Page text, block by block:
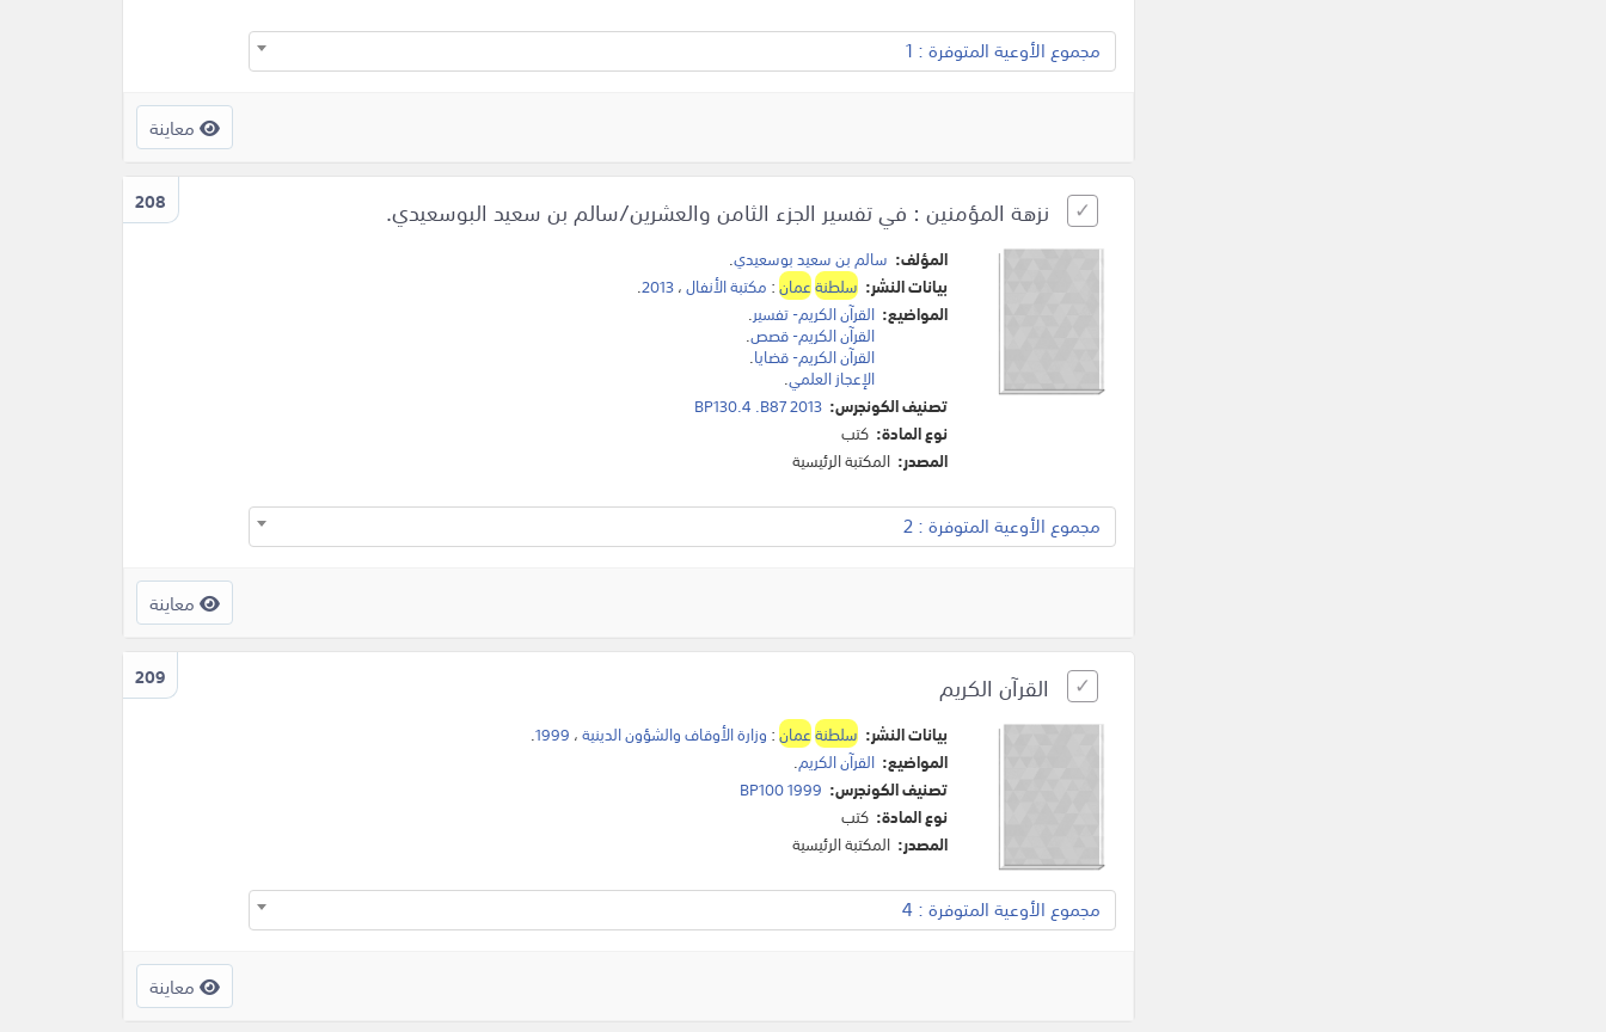
مجموع الأوعية المتوفرة : 1
معاينة
208 نزهة المؤمنين : في تفسير الجزء الثامن والعشرين/سالم بن سعيد البوسعيدي.
المؤلف: سالم بن سعيد بوسعيدي.
بيانات النشر: سلطنةعمان: مكتبة الأنفال،2013
.
المواضيع: القرآن الكريم- تفسير.
القرآن الكريم- قصص.
القرآن الكريم- قضايا.
الإعجاز العلمي.
تصنيف الكونجرس: BP130.4 .B87 2013
نوع المادة: كتب
المصدر: المكتبة الرئيسية
مجموع الأوعية المتوفرة : 2
معاينة
209 القرآن الكريم
بيانات النشر: سلطنةعمان: وزارة الأوقاف والشؤون الدينية، 1999
.
المواضيع: القرآن الكريم.
تصنيف الكونجرس: BP100 1999
نوع المادة: كتب
المصدر: المكتبة الرئيسية
مجموع الأوعية المتوفرة : 4
معاينة